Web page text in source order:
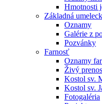
Hmotnosti
Základná
Oznamy
Galérie z
Pozvánky
Farnosť
Oznamy
Živý
Kostol sv.
Kostol sv.
Fotogaléria